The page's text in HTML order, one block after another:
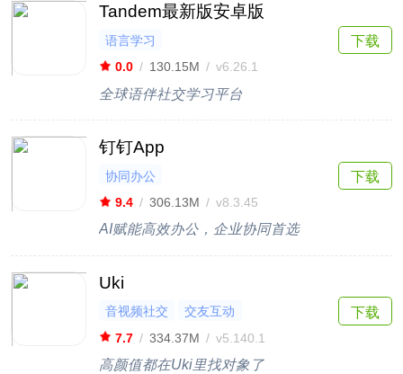
Tandem最新版安卓版
语言学习
0.0 / 130.15M / v6.26.1
全球语伴社交学习平台
下载
钉钉App
协同办公
9.4 / 306.13M / v8.3.45
AI赋能高效办公，企业协同首选
下载
Uki
音视频社交
交友互动
7.7 / 334.37M / v5.140.1
高颜值都在Uki里找对象了
下载